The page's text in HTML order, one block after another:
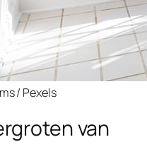
/ Pexels
van